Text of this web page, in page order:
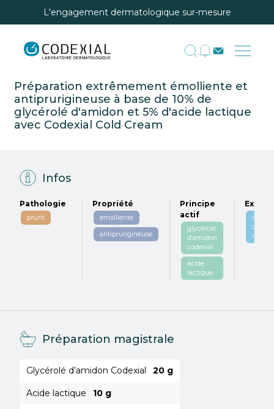
L'engagement dermatologique sur-mesure
Préparation extrêmement émolliente et
antiprurigineuse à base de 10% de
glycérolé d'amidon et 5% d'acide lactique
avec Codexial Cold Cream
Infos
Pathologie
prurit
Propriété
emolliente
antiprurigineuse
Principe
actif
glycérolé
d’amidon
codexial
acide
lactique
cold
cream
Préparation magistrale
Glycérolé d’amidon Codexial 20 g
Acide lactique 10 g